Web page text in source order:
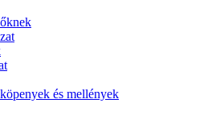
és mellények